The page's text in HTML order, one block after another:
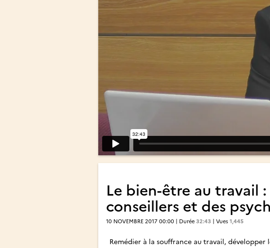
Le bien-être au travail
conseillers et des
10 NOVEMBRE 2017 00:00 | Durée 32:43 | Vues 1,445
Remédier à la souffrance au travail,